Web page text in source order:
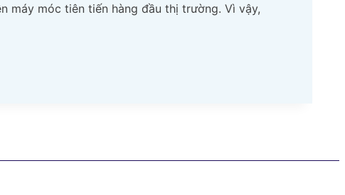
máy móc tiên tiến hàng đầu thị trường. Vì vậy,